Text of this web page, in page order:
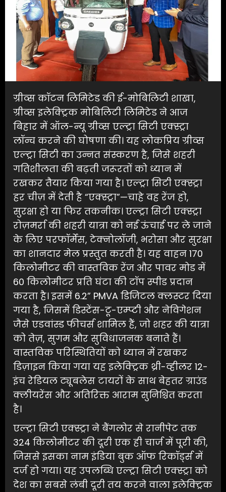
ग्रीव्स कॉटन लिमिटेड की ई-मोबिलिटी शाखा,
ग्रीव्स इलेक्ट्रिक मोबिलिटी लिमिटेड ने आज
बिहार में ऑल-न्यू ग्रीव्स एल्ट्रा सिटी एक्स्ट्रा
लॉन्च करने की घोषणा की। यह लोकप्रिय ग्रीव्स
एल्ट्रा सिटी का उन्नत संस्करण है, जिसे शहरी
गतिशीलता की बढ़ती जरूरतों को ध्यान में
रखकर तैयार किया गया है। एल्ट्रा सिटी एक्स्ट्रा
हर चीज़ में देती है “एक्स्ट्रा”—चाहे वह रेंज हो,
सुरक्षा हो या फिर तकनीक। एल्ट्रा सिटी एक्स्ट्रा
रोज़मर्रा की शहरी यात्रा को नई ऊंचाई पर ले जाने
के लिए परफॉर्मेंस, टेक्नोलॉजी, भरोसा और सुरक्षा
का शानदार मेल प्रस्तुत करती है। यह वाहन 170
किलोमीटर की वास्तविक रेंज और पावर मोड में
60 किलोमीटर प्रति घंटा की टॉप स्पीड प्रदान
करता है। इसमें 6.2” PMVA डिजिटल क्लस्टर दिया
गया है, जिसमें डिस्टेंस-टू-एम्प्टी और नेविगेशन
जैसे एडवांस्ड फीचर्स शामिल हैं, जो शहर की यात्रा
को तेज़, सुगम और सुविधाजनक बनाते हैं।
वास्तविक परिस्थितियों को ध्यान में रखकर
डिज़ाइन किया गया यह इलेक्ट्रिक थ्री-व्हीलर 12-
इंच रेडियल ट्यूबलेस टायरों के साथ बेहतर ग्राउंड
क्लीयरेंस और अतिरिक्त आराम सुनिश्चित करता
है।
एल्ट्रा सिटी एक्स्ट्रा ने बैंगलोर से रानीपेट तक
324 किलोमीटर की दूरी एक ही चार्ज में पूरी की,
जिससे इसका नाम इंडिया बुक ऑफ रिकॉर्ड्स में
दर्ज हो गया। यह उपलब्धि एल्ट्रा सिटी एक्स्ट्रा को
देश का सबसे लंबी दूरी तय करने वाला इलेक्ट्रिक